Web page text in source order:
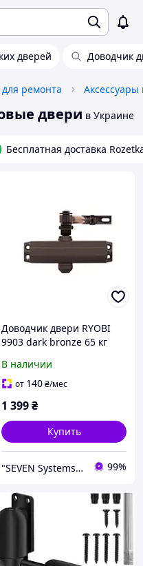
дверей Доводчик
ремонта
двери в Украине
Бесплатная доставка
Доводчик двери RYOBI
9903 dark bronze 65 кг
В наличии
от 140₴/мес
1 399₴
Купить
"SEVEN Systems" Интернет-магазин систем безопасности 99%